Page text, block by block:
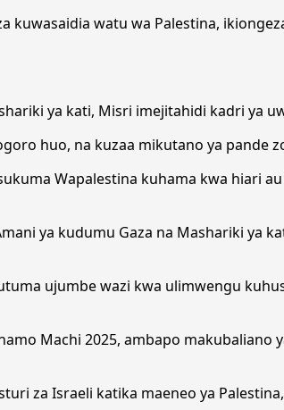
kuwasaidia watu wa Palestina,
ya kati, Misri imejitahidi kadri ya
huo, na kuzaa mikutano ya pande
Wapalestina kuhama kwa hiari
ya kudumu Gaza na Mashariki ya
ujumbe wazi kwa ulimwengu
Machi 2025, ambapo
za Israeli katika maeneo ya